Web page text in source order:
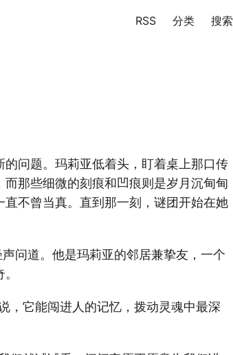
RSS 分类 搜索
问题。玛莉亚低着头，盯着桌上那口传
那些细微的刻痕和凹痕则是岁月沉甸甸
不曾当真。直到那一刻，谜团开始在她
问道。他是玛莉亚的邻居兼挚友，一个
，它能闯进人的记忆，拨动灵魂中最深